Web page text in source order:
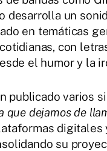
desarrolla un
en temáticas
con
el humor y la
publicado varios
que dejamos de
digitales
su